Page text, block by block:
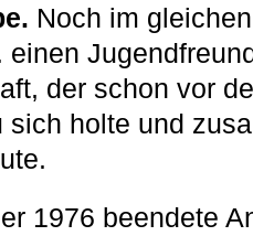
Noch im
einen
der schon vor
sich holte und
1976 beendete